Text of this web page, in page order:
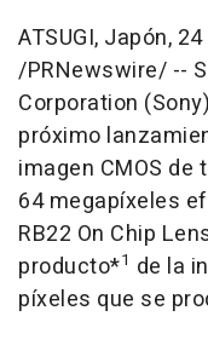
ATSUGI, Japón,
/PRNewswire/ --
Corporation
próximo
imagen CMOS
64 megapíxeles
RB22 On Chip
producto*1 de la
píxeles que se